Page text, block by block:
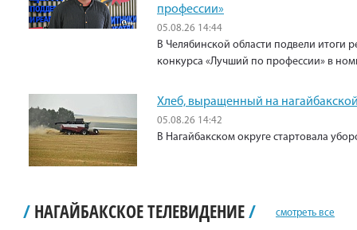
профессии»
05.08.26 14:44
В Челябинской области подвели итоги
конкурса «Лучший по профессии» в
Хлеб, выращенный на
05.08.26 14:42
В Нагайбакском округе стартовала
/ НАГАЙБАКСКОЕ ТЕЛЕВИДЕНИЕ/ смотреть все